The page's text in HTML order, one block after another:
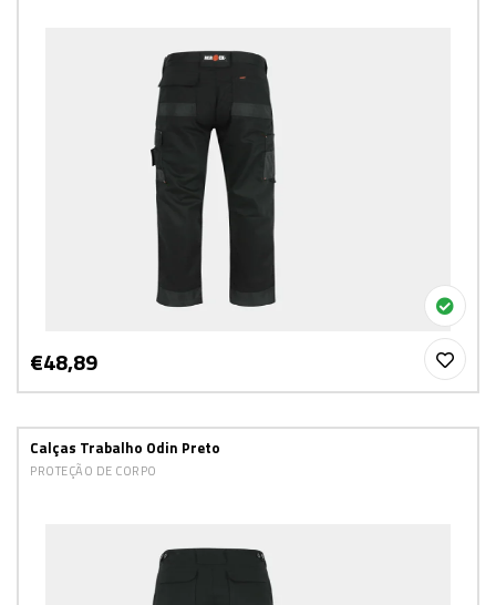
€48,89
Calças Trabalho Odin Preto
PROTEÇÃO DE CORPO